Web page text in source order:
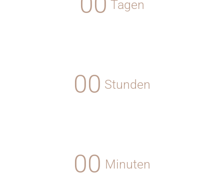
Tagen
00 Stunden
00 Minuten